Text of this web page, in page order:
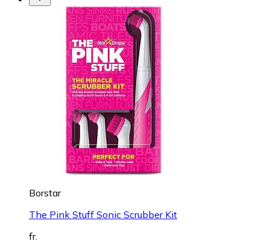
Borstar
The Pink Stuff Sonic Scrubber Kit
fr.